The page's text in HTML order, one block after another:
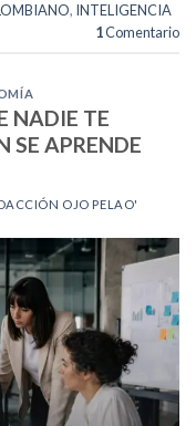
, INTELIGENCIA
1Comentario
NADIE TE
SE APRENDE
OJO PELAO'